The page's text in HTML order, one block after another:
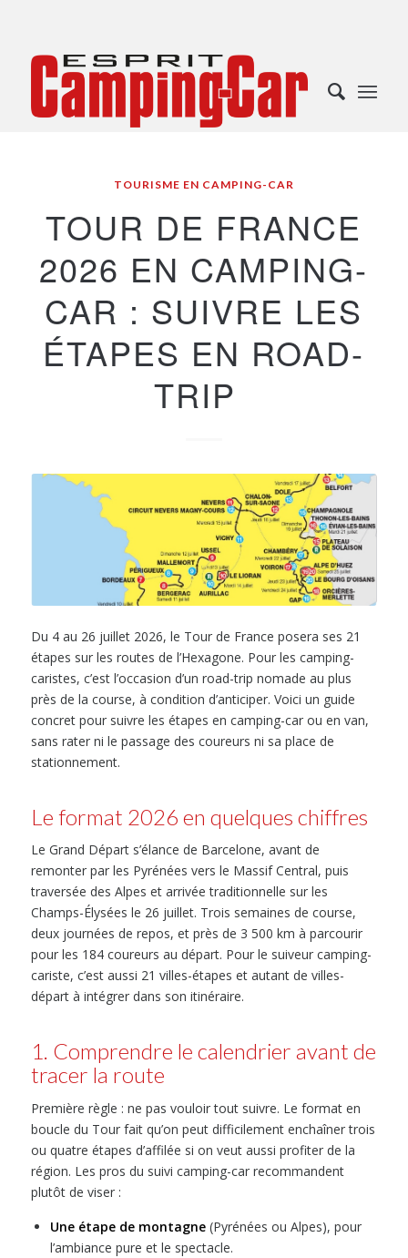
TOURISME EN CAMPING-CAR
TOUR DE FRANCE
2026 EN CAMPING-
CAR : SUIVRE LES
ÉTAPES EN ROAD-
TRIP
Du 4 au 26 juillet 2026, le Tour de France posera ses 21
étapes sur les routes de l’Hexagone. Pour les camping-
caristes, c’est l’occasion d’un road-trip nomade au plus
près de la course, à condition d’anticiper. Voici un guide
concret pour suivre les étapes en camping-car ou en van,
sans rater ni le passage des coureurs ni sa place de
stationnement.
Le format 2026 en quelques chiffres
Le Grand Départ s’élance de Barcelone, avant de
remonter par les Pyrénées vers le Massif Central, puis
traversée des Alpes et arrivée traditionnelle sur les
Champs-Élysées le 26 juillet. Trois semaines de course,
deux journées de repos, et près de 3 500 km à parcourir
pour les 184 coureurs au départ. Pour le suiveur camping-
cariste, c’est aussi 21 villes-étapes et autant de villes-
départ à intégrer dans son itinéraire.
1. Comprendre le calendrier avant de
tracer la route
Première règle : ne pas vouloir tout suivre. Le format en
boucle du Tour fait qu’on peut difficilement enchaîner trois
ou quatre étapes d’affilée si on veut aussi profiter de la
région. Les pros du suivi camping-car recommandent
plutôt de viser :
Une étape de montagne(Pyrénées ou Alpes), pour
l’ambiance pure et le spectacle.